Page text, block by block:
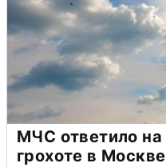
МЧС ответило
грохоте в Москве